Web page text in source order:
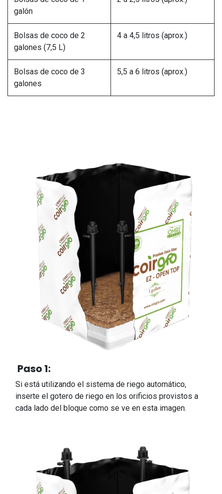
galón
Bolsas de coco de 2
galones (7,5 L)
4 a 4,5 litros (aprox.)
Bolsas de coco de 3
galones
5,5 a 6 litros (aprox.)
Paso 1:
Si está utilizando el sistema de riego automático,
inserte el gotero de riego en los orificios provistos a
cada lado del bloque como se ve en esta imagen.